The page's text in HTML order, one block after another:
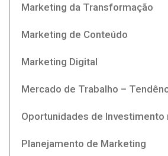
Marketing da Transformação
Marketing de Conteúdo
Marketing Digital
Mercado de Trabalho –
Oportunidades de Investimento
Planejamento de Marketing